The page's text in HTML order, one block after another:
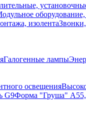
изолента
Галогенные лампы
освещения
G9Форма "Груша"